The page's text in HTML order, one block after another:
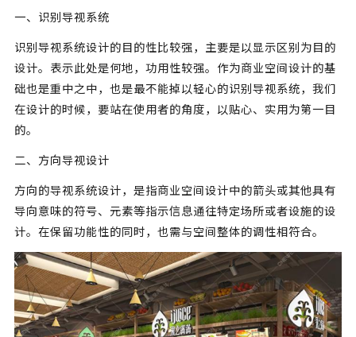
一、识别导视系统
识别导视系统设计的目的性比较强，主要是以显示区别为目的
设计。表示此处是何地，功用性较强。作为商业空间设计的基
础也是重中之中，也是最不能掉以轻心的识别导视系统，我们
在设计的时候，要站在使用者的角度，以贴心、实用为第一目
的。
二、方向导视设计
方向的导视系统设计，是指商业空间设计中的箭头或其他具有
导向意味的符号、元素等指示信息通往特定场所或者设施的设
计。在保留功能性的同时，也需与空间整体的调性相符合。